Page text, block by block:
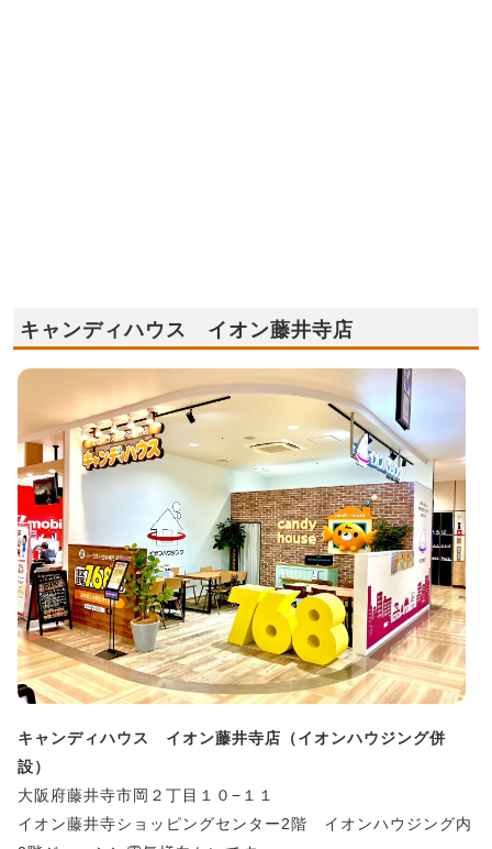
キャンディハウス イオン藤井寺店
キャンディハウス イオン藤井寺店（イオンハウジング併
設）
大阪府藤井寺市岡２丁目１０−１１
イオン藤井寺ショッピングセンター2階 イオンハウジング内